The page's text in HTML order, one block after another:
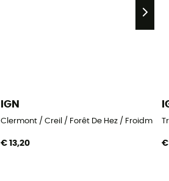
IGN
Clermont / Creil / Forêt De Hez / Froidmont
€ 13,20 €